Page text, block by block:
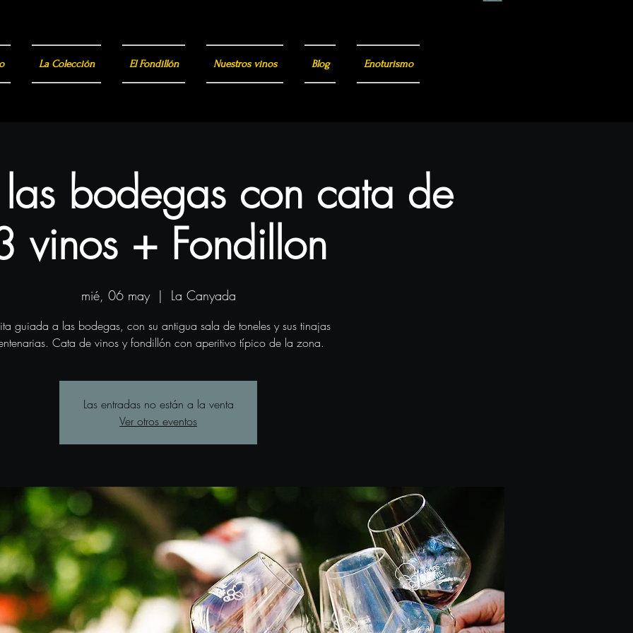
bodegas con cata de
vinos + Fondillon
mié, 06 may
  |
La Canyada
guiada a las bodegas, con su antigua sala de toneles y sus tinajas
Cata de vinos y fondillón con aperitivo típico de la zona.
Las entradas no están a la venta
Ver otros eventos
La Colección El Fondillón Nuestros vinos Blog Enoturismo